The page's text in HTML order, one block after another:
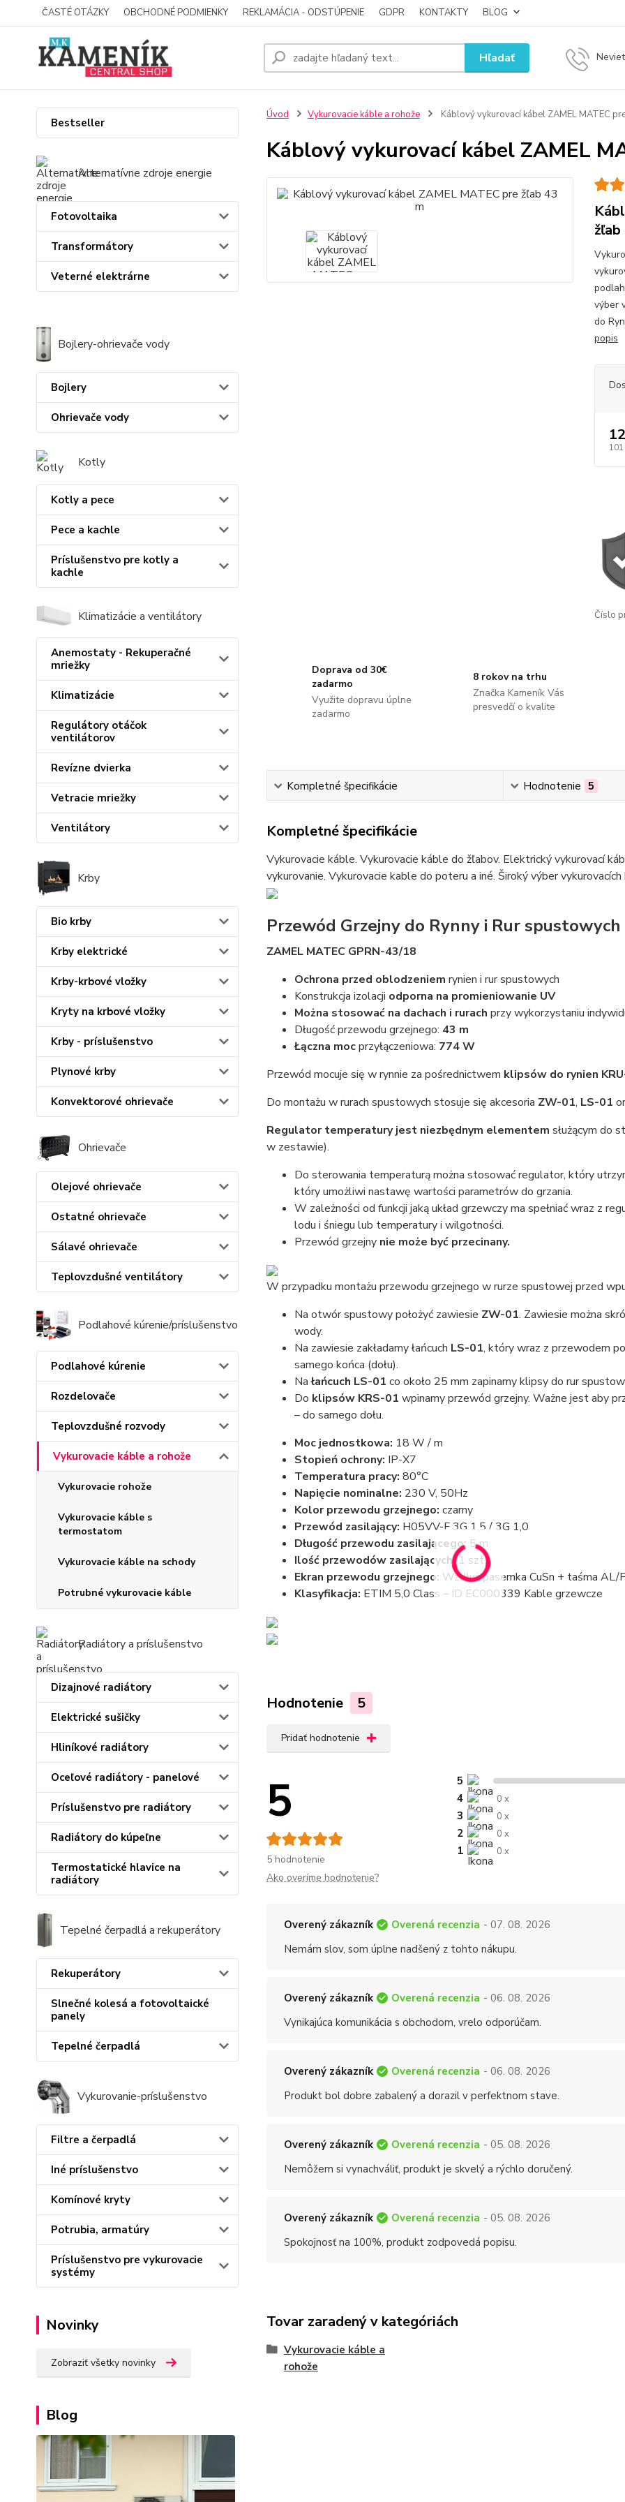
ČASTÉ OTÁZKY OBCHODNÉ PODMIENKY REKLAMÁCIA - ODSTÚPENIE GDPR KONTAKTY BLOG
Hľadať
Bestseller
Alternatívne zdroje energie
Fotovoltaika
Transformátory
Veterné elektrárne
Bojlery-ohrievače vody
Bojlery
Ohrievače vody
Kotly
Kotly a pece
Pece a kachle
Príslušenstvo pre kotly a
kachle
Klimatizácie a ventilátory
Anemostaty - Rekuperačné
mriežky
Klimatizácie
Regulátory otáčok
ventilátorov
Revízne dvierka
Vetracie mriežky
Ventilátory
Krby
Bio krby
Krby elektrické
Krby-krbové vložky
Kryty na krbové vložky
Krby - príslušenstvo
Plynové krby
Konvektorové ohrievače
Ohrievače
Olejové ohrievače
Ostatné ohrievače
Sálavé ohrievače
Teplovzdušné ventilátory
Podlahové kúrenie/príslušenstvo
Podlahové kúrenie
Rozdelovače
Teplovzdušné rozvody
Vykurovacie káble a rohože
Vykurovacie rohože
Vykurovacie káble s
termostatom
Vykurovacie káble na schody
Potrubné vykurovacie káble
Radiátory a príslušenstvo
Dizajnové radiátory
Elektrické sušičky
Hliníkové radiátory
Oceľové radiátory - panelové
Príslušenstvo pre radiátory
Radiátory do kúpeľne
Termostatické hlavice na
radiátory
Tepelné čerpadlá a rekuperátory
Rekuperátory
Slnečné kolesá a fotovoltaické
panely
Tepelné čerpadlá
Vykurovanie-príslušenstvo
Filtre a čerpadlá
Iné príslušenstvo
Komínové kryty
Potrubia, armatúry
Príslušenstvo pre vykurovacie
systémy
Novinky
Zobraziť všetky novinky
Blog
Úvod Vykurovacie káble a rohože Káblový vykurovací kábel ZAMEL MATEC
Káblový vykurovací kábel ZAMEL
žľab
výber
do
popis
Číslo
Doprava od 30€
zadarmo
Využite dopravu úplne
zadarmo
8 rokov na trhu
Značka Kameník Vás
presvedčí o kvalite
Kompletné špecifikácie Hodnotenie 5
Kompletné špecifikácie
Vykurovacie káble. Vykurovacie káble do žľabov. Elektrický vykurovací
vykurovanie. Vykurovacie kable do poteru a iné. Široký výber
Przewód Grzejny do Rynny i Rur
ZAMEL MATEC GPRN-43/18
Ochrona przed oblodzeniem rynien i rur spustowych
Konstrukcja izolacji odporna na promieniowanie UV
Można stosować na dachach i rurach przy wykorzystaniu
Długość przewodu grzejnego: 43 m
Łączna mocprzyłączeniowa: 774 W
Przewód mocuje się w rynnie za pośrednictwem klipsów do rynien
Do montażu w rurach spustowych stosuje się akcesoria ZW-01, LS-01
Regulator temperatury jest niezbędnym elementem służącym do
w zestawie).
Do sterowania temperaturą można stosować regulator, który
który umożliwi nastawę wartości parametrów do grzania.
W zależności od funkcji jaką układ grzewczy ma spełniać wraz z
lodu i śniegu lub temperatury i wilgotności.
Przewód grzejny nie może być przecinany.
W przypadku montażu przewodu grzejnego w rurze spustowej przed
Na otwór spustowy położyć zawiesie ZW-01. Zawiesie można
wody.
Na zawiesie zakładamy łańcuch LS-01, który wraz z przewodem
samego końca (dołu).
Nałańcuch LS-01 co około 25 mm zapinamy klipsy do rur
Do klipsów KRS-01 wpinamy przewód grzejny. Ważne jest aby
– do samego dołu.
Moc jednostkowa: 18 W / m
Stopień ochrony: IP-X7
Temperatura pracy: 80°C
Napięcie nominalne: 230 V, 50Hz
Kolor przewodu grzejnego: czarny
Przewód zasilający: H05VV-F 3G 1,5 / 3G 1,0
Długość przewodu zasilającego: 5 m
Ilość przewodów zasilających:1 szt
Ekran przewodu grzejnego: Wzdłuż pasemka CuSn + taśma AL/
Klasyfikacja: ETIM 5,0 Class – ID EC000339 Kable grzewcze
Hodnotenie 5
Pridať hodnotenie
5
5 hodnotenie
5
4 0 x
3 0 x
2 0 x
1 0 x
Ako overíme hodnotenie?
Overený zákazník Overená recenzia - 07. 08. 2026
Nemám slov, som úplne nadšený z tohto nákupu.
Overený zákazník Overená recenzia - 06. 08. 2026
Vynikajúca komunikácia s obchodom, vrelo odporúčam.
Overený zákazník Overená recenzia - 06. 08. 2026
Produkt bol dobre zabalený a dorazil v perfektnom stave.
Overený zákazník Overená recenzia - 05. 08. 2026
Nemôžem si vynachváliť, produkt je skvelý a rýchlo doručený.
Overený zákazník Overená recenzia - 05. 08. 2026
Spokojnosť na 100%, produkt zodpovedá popisu.
Tovar zaradený v kategóriách
Vykurovacie káble a
rohože